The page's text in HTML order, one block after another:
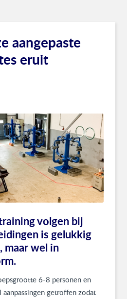
aangepaste
eruit
volgen bij
is gelukkig
maar wel in
6-8 personen en
getroffen zodat